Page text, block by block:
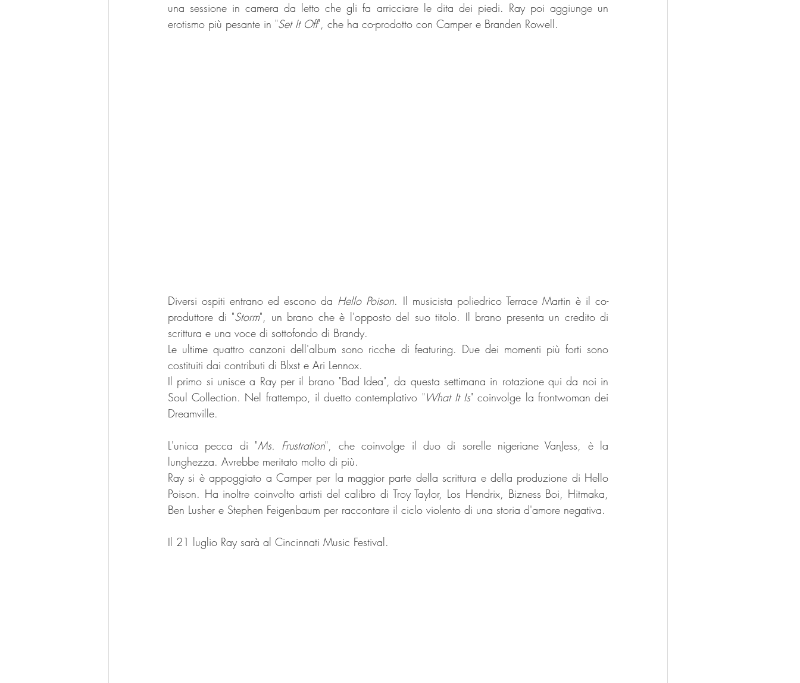
una sessione in camera da letto che gli fa arricciare le dita dei piedi. Ray poi aggiunge un
erotismo più pesante in "Set It Off", che ha co-prodotto con Camper e Branden Rowell.
Diversi ospiti entrano ed escono da Hello Poison. Il musicista poliedrico Terrace Martin è il co-
produttore di "Storm", un brano che è l'opposto del suo titolo. Il brano presenta un credito di
scrittura e una voce di sottofondo di Brandy.
Le ultime quattro canzoni dell'album sono ricche di featuring. Due dei momenti più forti sono
costituiti dai contributi di Blxst e Ari Lennox.
Il primo si unisce a Ray per il brano "Bad Idea", da questa settimana in rotazione qui da noi in
Soul Collection. Nel frattempo, il duetto contemplativo "What It Is" coinvolge la frontwoman dei
Dreamville.
L'unica pecca di "Ms. Frustration", che coinvolge il duo di sorelle nigeriane VanJess, è la
lunghezza. Avrebbe meritato molto di più.
Ray si è appoggiato a Camper per la maggior parte della scrittura e della produzione di Hello
Poison. Ha inoltre coinvolto artisti del calibro di Troy Taylor, Los Hendrix, Bizness Boi, Hitmaka,
Ben Lusher e Stephen Feigenbaum per raccontare il ciclo violento di una storia d'amore negativa.
Il 21 luglio Ray sarà al Cincinnati Music Festival.